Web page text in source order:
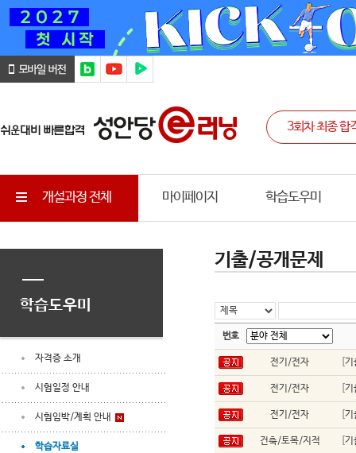
개설과정 전체 마이페이지 학습도우미
학습도우미
자격증 소개
시험일정 안내
시험임박/계획 안내
학습자료실
기출/공개문제
번호
전기/전자 기
전기/전자 기
전기/전자 기
건축/토목/지적 기